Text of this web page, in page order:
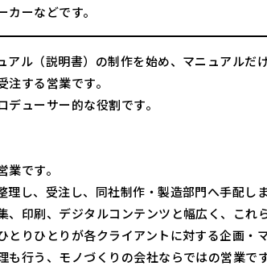
ーなどです。
アル（説明書）の制作を始め、マニュアルだ
注する営業です。
ューサー的な役割です。
です。
理し、受注し、同社制作・製造部門へ手配しま
、印刷、デジタルコンテンツと幅広く、これ
とりひとりが各クライアントに対する企画・
も行う、モノづくりの会社ならではの営業です